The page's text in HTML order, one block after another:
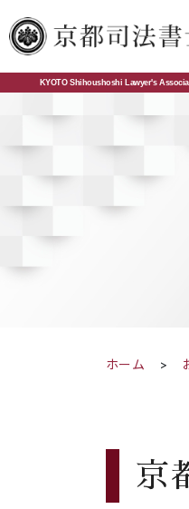
KYOTO Shihoushoshi Lawyer's
ホーム
京